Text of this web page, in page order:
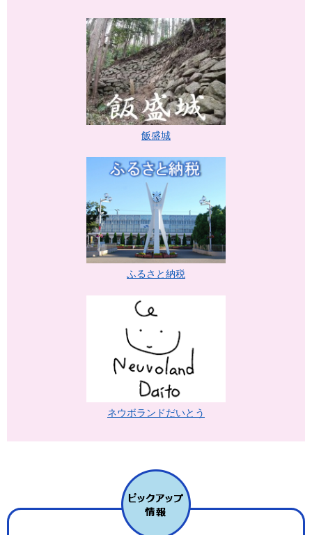
飯盛城
ふるさと納税
ネウボランドだいとう